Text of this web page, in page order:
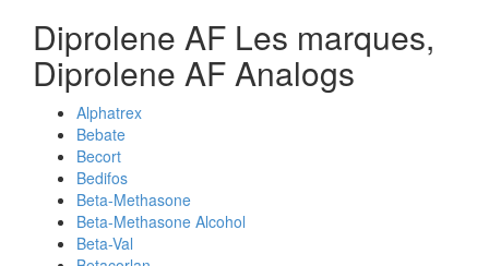
Diprolene AF Les marques,
Diprolene AF Analogs
Alphatrex
Bebate
Becort
Bedifos
Beta-Methasone
Beta-Methasone Alcohol
Beta-Val